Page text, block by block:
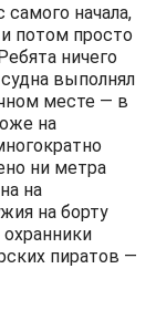
начала,
потом просто
ничего
выполнял
месте — в
на
ни метра
на
на борту
пиратов —